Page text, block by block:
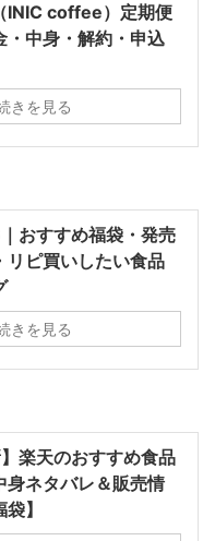
INIC coffee）定期便
・中身・解約・申込
きを見る
おすすめ福袋・発売
リピ買いしたい食品
きを見る
楽天のおすすめ食品
身ネタバレ＆販売情
】